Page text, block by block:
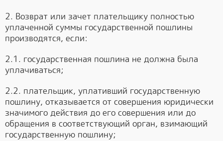
2. Возврат или зачет плательщику полностью
уплаченной суммы государственной пошлины
производятся, если:
2.1. государственная пошлина не должна была
уплачиваться;
2.2. плательщик, уплативший государственную
пошлину, отказывается от совершения юридически
значимого действия до его совершения или до
обращения в соответствующий орган, взимающий
государственную пошлину;